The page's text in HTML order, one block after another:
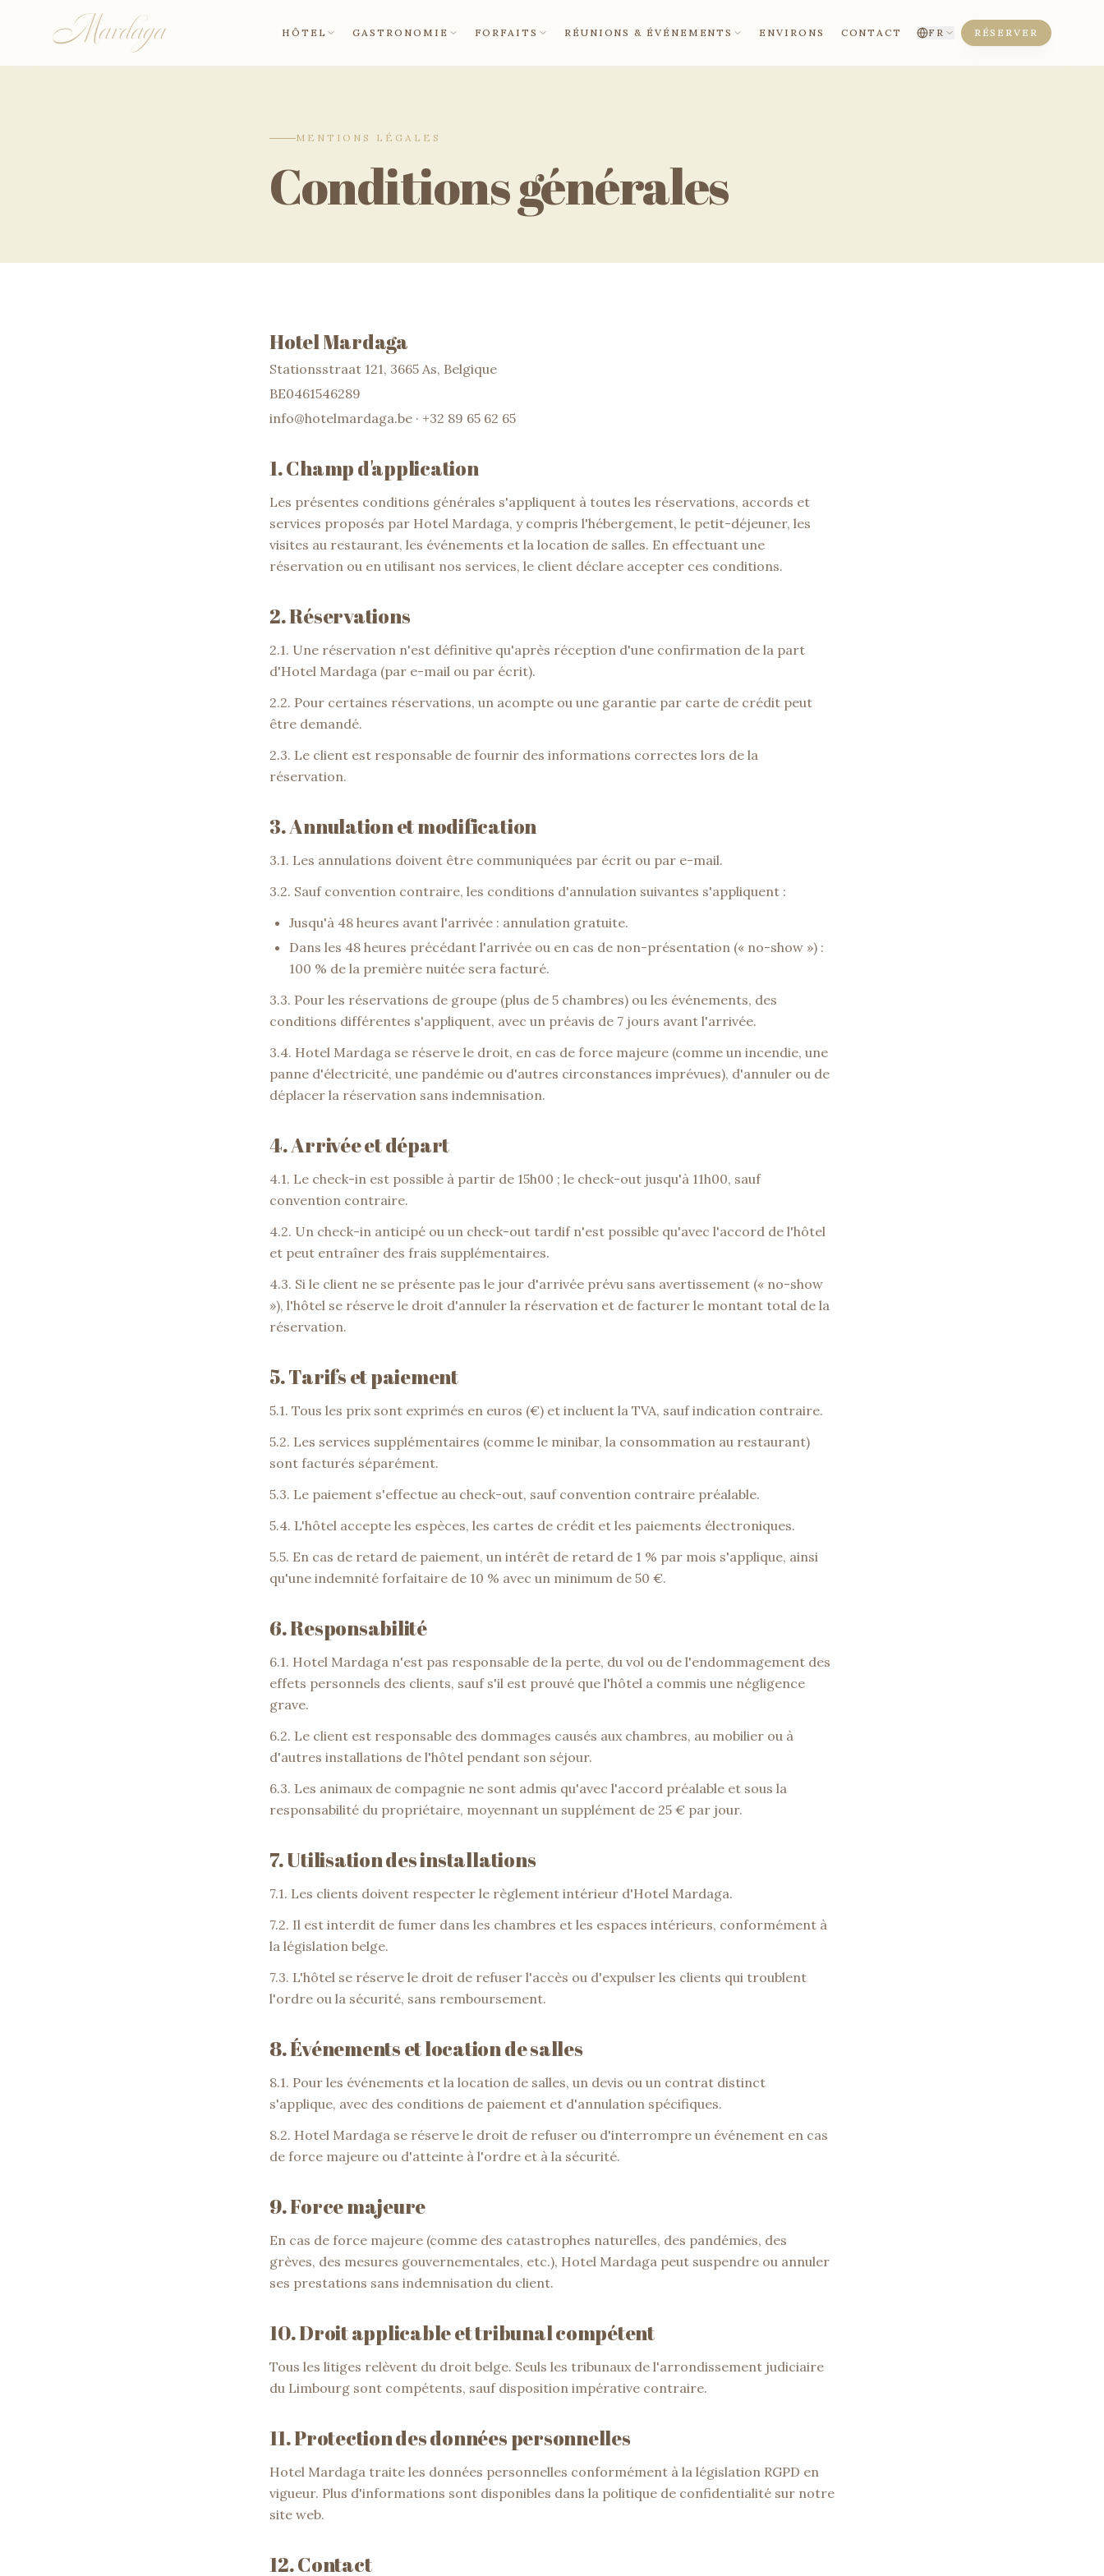
HÔTEL GASTRONOMIE FORFAITS RÉUNIONS & ÉVÉNEMENTS ENVIRONS CONTACT FR RÉSERVER
MENTIONS LÉGALES
Conditions générales
Hotel Mardaga
Stationsstraat 121, 3665 As, Belgique
BE0461546289
info@hotelmardaga.be · +32 89 65 62 65
1. Champ d'application
Les présentes conditions générales s'appliquent à toutes les réservations, accords et
services proposés par Hotel Mardaga, y compris l'hébergement, le petit-déjeuner, les
visites au restaurant, les événements et la location de salles. En effectuant une
réservation ou en utilisant nos services, le client déclare accepter ces conditions.
2. Réservations
2.1. Une réservation n'est définitive qu'après réception d'une confirmation de la part
d'Hotel Mardaga (par e-mail ou par écrit).
2.2. Pour certaines réservations, un acompte ou une garantie par carte de crédit peut
être demandé.
2.3. Le client est responsable de fournir des informations correctes lors de la
réservation.
3. Annulation et modification
3.1. Les annulations doivent être communiquées par écrit ou par e-mail.
3.2. Sauf convention contraire, les conditions d'annulation suivantes s'appliquent :
Jusqu'à 48 heures avant l'arrivée : annulation gratuite.
Dans les 48 heures précédant l'arrivée ou en cas de non-présentation (« no-show ») :
100 % de la première nuitée sera facturé.
3.3. Pour les réservations de groupe (plus de 5 chambres) ou les événements, des
conditions différentes s'appliquent, avec un préavis de 7 jours avant l'arrivée.
3.4. Hotel Mardaga se réserve le droit, en cas de force majeure (comme un incendie, une
panne d'électricité, une pandémie ou d'autres circonstances imprévues), d'annuler ou de
déplacer la réservation sans indemnisation.
4. Arrivée et départ
4.1. Le check-in est possible à partir de 15h00 ; le check-out jusqu'à 11h00, sauf
convention contraire.
4.2. Un check-in anticipé ou un check-out tardif n'est possible qu'avec l'accord de l'hôtel
et peut entraîner des frais supplémentaires.
4.3. Si le client ne se présente pas le jour d'arrivée prévu sans avertissement (« no-show
»), l'hôtel se réserve le droit d'annuler la réservation et de facturer le montant total de la
réservation.
5. Tarifs et paiement
5.1. Tous les prix sont exprimés en euros (€) et incluent la TVA, sauf indication contraire.
5.2. Les services supplémentaires (comme le minibar, la consommation au restaurant)
sont facturés séparément.
5.3. Le paiement s'effectue au check-out, sauf convention contraire préalable.
5.4. L'hôtel accepte les espèces, les cartes de crédit et les paiements électroniques.
5.5. En cas de retard de paiement, un intérêt de retard de 1 % par mois s'applique, ainsi
qu'une indemnité forfaitaire de 10 % avec un minimum de 50 €.
6. Responsabilité
6.1. Hotel Mardaga n'est pas responsable de la perte, du vol ou de l'endommagement des
effets personnels des clients, sauf s'il est prouvé que l'hôtel a commis une négligence
grave.
6.2. Le client est responsable des dommages causés aux chambres, au mobilier ou à
d'autres installations de l'hôtel pendant son séjour.
6.3. Les animaux de compagnie ne sont admis qu'avec l'accord préalable et sous la
responsabilité du propriétaire, moyennant un supplément de 25 € par jour.
7. Utilisation des installations
7.1. Les clients doivent respecter le règlement intérieur d'Hotel Mardaga.
7.2. Il est interdit de fumer dans les chambres et les espaces intérieurs, conformément à
la législation belge.
7.3. L'hôtel se réserve le droit de refuser l'accès ou d'expulser les clients qui troublent
l'ordre ou la sécurité, sans remboursement.
8. Événements et location de salles
8.1. Pour les événements et la location de salles, un devis ou un contrat distinct
s'applique, avec des conditions de paiement et d'annulation spécifiques.
8.2. Hotel Mardaga se réserve le droit de refuser ou d'interrompre un événement en cas
de force majeure ou d'atteinte à l'ordre et à la sécurité.
9. Force majeure
En cas de force majeure (comme des catastrophes naturelles, des pandémies, des
grèves, des mesures gouvernementales, etc.), Hotel Mardaga peut suspendre ou annuler
ses prestations sans indemnisation du client.
10. Droit applicable et tribunal compétent
Tous les litiges relèvent du droit belge. Seuls les tribunaux de l'arrondissement judiciaire
du Limbourg sont compétents, sauf disposition impérative contraire.
11. Protection des données personnelles
Hotel Mardaga traite les données personnelles conformément à la législation RGPD en
vigueur. Plus d'informations sont disponibles dans la politique de confidentialité sur notre
site web.
12. Contact